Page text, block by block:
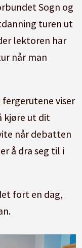
Sogn og
turen ut
lektoren har
når man
viser
kjøre ut dit
når debatten
å dra seg til i
fort en dag,